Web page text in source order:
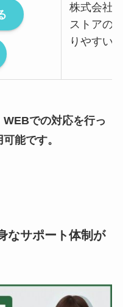
株式会社
ストアの
りやすい
での対応を行っ
能です。
なサポート体制が